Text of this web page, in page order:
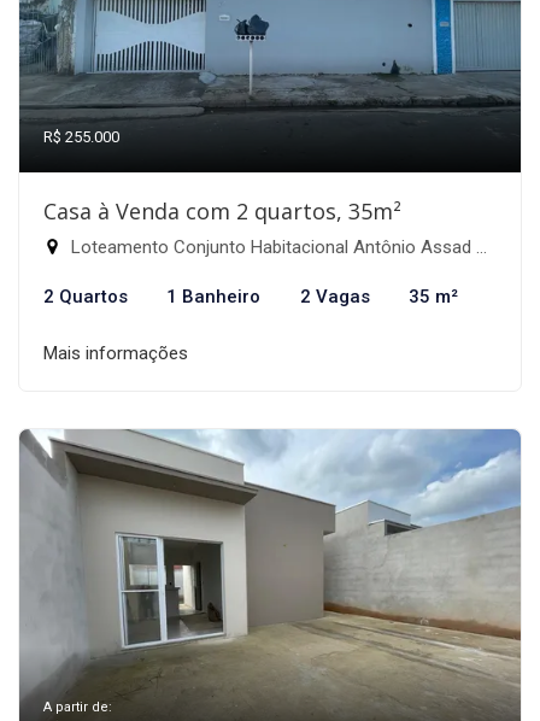
R$ 255.000
Casa à Venda com 2 quartos, 35m²
Loteamento Conjunto Habitacional Antônio Assad Alcici, Itapira-SP
2 Quartos 1 Banheiro 2 Vagas 35 m²
Mais informações
A partir de: